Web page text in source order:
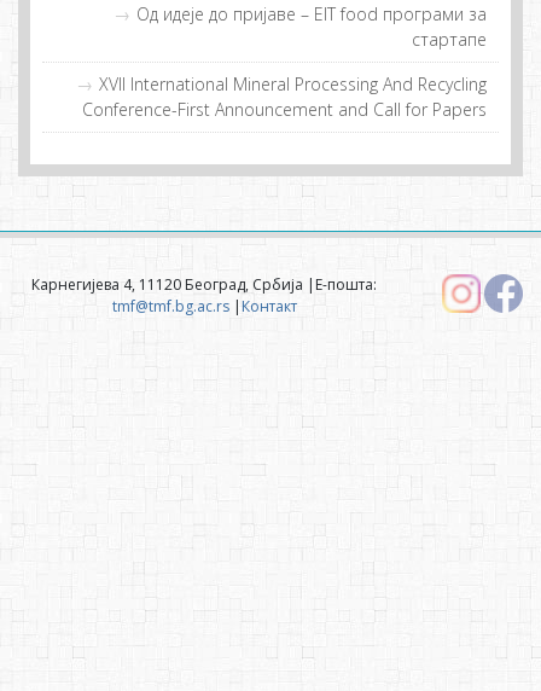
Од идeje дo приjaвe – EIT food прoгрaми зa
стaртaпe
XVII International Mineral Processing And Recycling
Conference-First Announcement and Call for Papers
Карнегијева 4, 11120 Београд, Србија |Е-пошта:
tmf@tmf.bg.ac.rs|Контакт